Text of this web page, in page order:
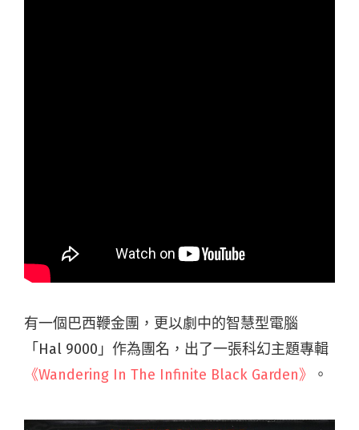
有一個巴西鞭金團，更以劇中的智慧型電腦
「Hal 9000」作為團名，出了一張科幻主題專輯
《Wandering In The Infinite Black Garden》
。